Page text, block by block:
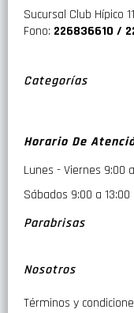
Sucursal Club Hípico
Fono: 226836610 /
Categorías
Horario De
Lunes - Viernes 9:00
Sábados 9:00 a 13:00
Parabrisas
Nosotros
Términos y